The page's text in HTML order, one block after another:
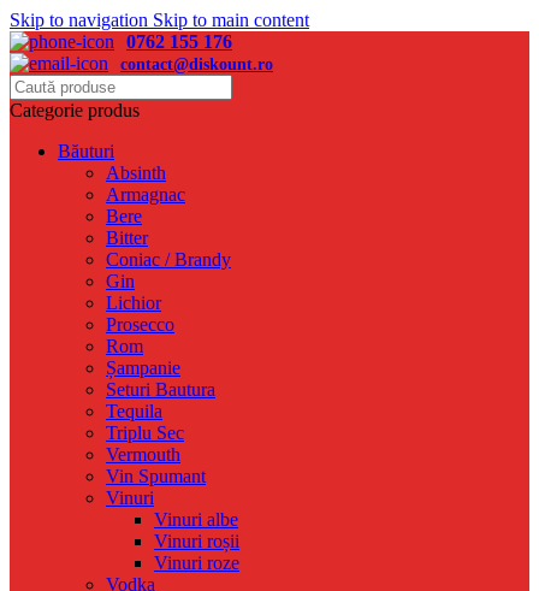
Skip to navigation Skip to main content
0762 155 176
contact@diskount.ro
Categorie produs
Băuturi
Absinth
Armagnac
Bere
Bitter
Coniac / Brandy
Gin
Lichior
Prosecco
Rom
Șampanie
Seturi Bautura
Tequila
Triplu Sec
Vermouth
Vin Spumant
Vinuri
Vinuri albe
Vinuri roșii
Vinuri roze
Vodka